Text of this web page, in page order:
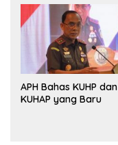
APH Bahas KUHP dan
KUHAP yang Baru